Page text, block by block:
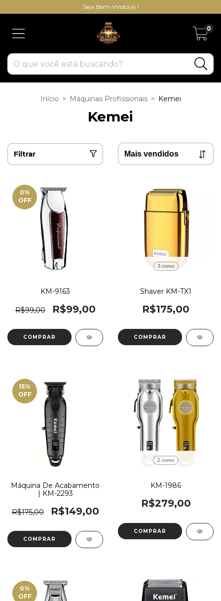
Seja Bem-Vindo(a) !
0
Início > Máquinas Profissionais > Kemei
Kemei
Filtrar
0%
OFF
KM-9163
R$99,00 R$99,00
3 cores
Shaver KM-TX1
R$175,00
COMPRAR
15%
OFF
Máquina De Acabamento
| KM-2293
R$175,00 R$149,00
2 cores
KM-1986
R$279,00
COMPRAR
0%
OFF